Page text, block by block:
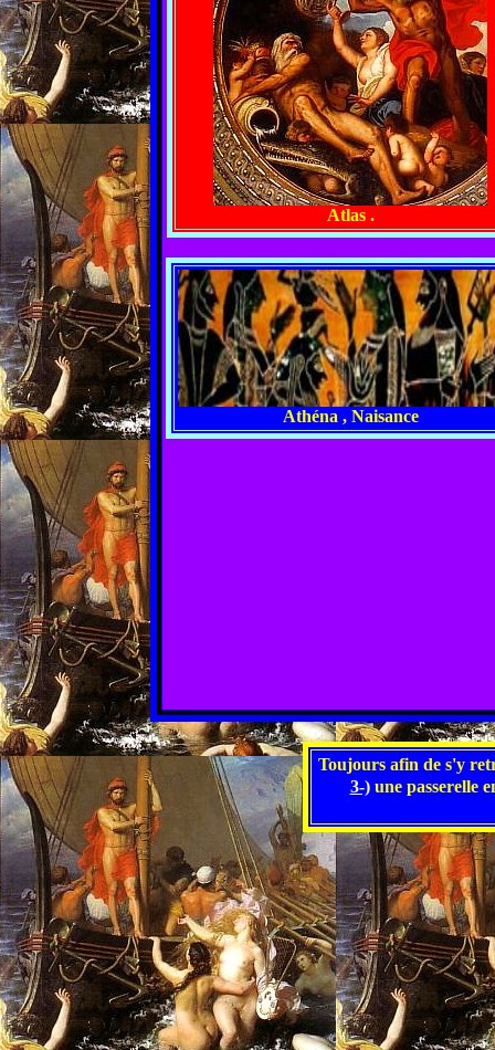
Atlas .
Athéna , Naisance
Toujours afin de s'y
3-) une passerelle